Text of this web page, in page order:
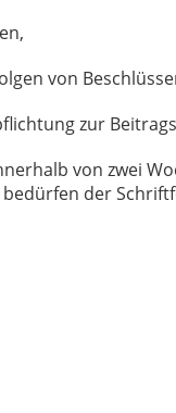
von
zur
von zwei
der